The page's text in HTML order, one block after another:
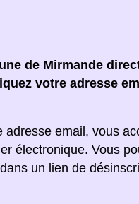
de Mirmande
votre adresse
adresse email, vous
électronique. Vous
un lien de